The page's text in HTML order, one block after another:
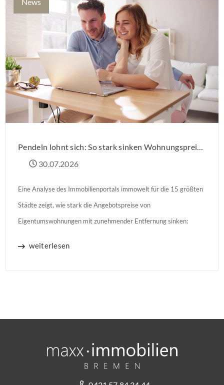
Pendeln lohnt sich: So stark sinken Wohnungspreise im Umland
30.07.2026
Eine Analyse des Immobilienportals immowelt für die 15 größten
Städte zeigt, wie stark die Angebotspreise von
Eigentumswohnungen mit zunehmender Entfernung sinken:
weiterlesen